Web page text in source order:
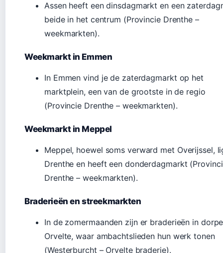
Assen heeft een dinsdagmarkt en een
beide in het centrum (Provincie Drenthe –
weekmarkten).
Weekmarkt in Emmen
In Emmen vind je de zaterdagmarkt op het
marktplein, een van de grootste in de regio
(Provincie Drenthe – weekmarkten).
Weekmarkt in Meppel
Meppel, hoewel soms verward met Overijssel,
Drenthe en heeft een donderdagmarkt
Drenthe – weekmarkten).
Braderieën en streekmarkten
In de zomermaanden zijn er braderieën in
Orvelte, waar ambachtslieden hun werk tonen
(Westerburcht – Orvelte braderie).